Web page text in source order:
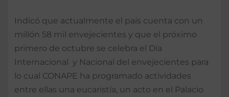
Indicó que actualmente el país cuenta con un
millón 58 mil envejecientes y que el próximo
primero de octubre se celebra el Día
Internacional y Nacional del envejecientes para
lo cual CONAPE ha programado actividades
entre ellas una eucaristía, un acto en el Palacio